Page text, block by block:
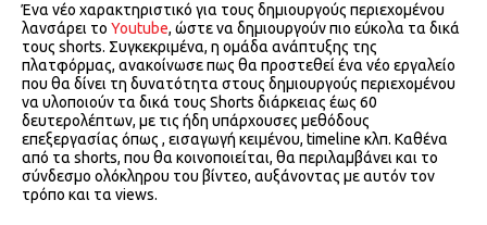
Ένα νέο χαρακτηριστικό για τους δημιουργούς περιεχομένου
λανσάρει το Youtube, ώστε να δημιουργούν πιο εύκολα τα δικά
τους shorts. Συγκεκριμένα, η ομάδα ανάπτυξης της
πλατφόρμας, ανακοίνωσε πως θα προστεθεί ένα νέο εργαλείο
που θα δίνει τη δυνατότητα στους δημιουργούς περιεχομένου
να υλοποιούν τα δικά τους Shorts διάρκειας έως 60
δευτερολέπτων, με τις ήδη υπάρχουσες μεθόδους
επεξεργασίας όπως , εισαγωγή κειμένου, timeline κλπ. Καθένα
από τα shorts, που θα κοινοποιείται, θα περιλαμβάνει και το
σύνδεσμο ολόκληρου του βίντεο, αυξάνοντας με αυτόν τον
τρόπο και τα views.